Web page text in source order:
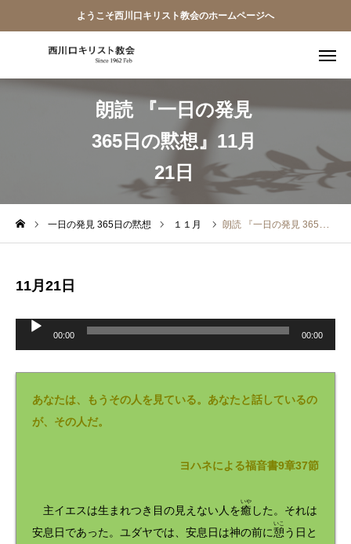
ようこそ西川口キリスト教会のホームページへ
朗読 『一日の発見
365日の黙想』11月
21日
一日の発見 365日の黙想 １１月 朗読 『一日の発見 365日の黙想』11月21日
11月21日
00:00 00:00
あなたは、もうその人を見ている。あなたと話しているの
が、その人だ。
ヨハネによる福音書9章37節
主イエスは生まれつき目の見えない人を癒
いや
した。それは
安息日であった。ユダヤでは、安息日は神の前に憩
いこ
う日と
教会員ページ
ようこそ桜並木の教会へ
西川口キリスト教会 信仰告白